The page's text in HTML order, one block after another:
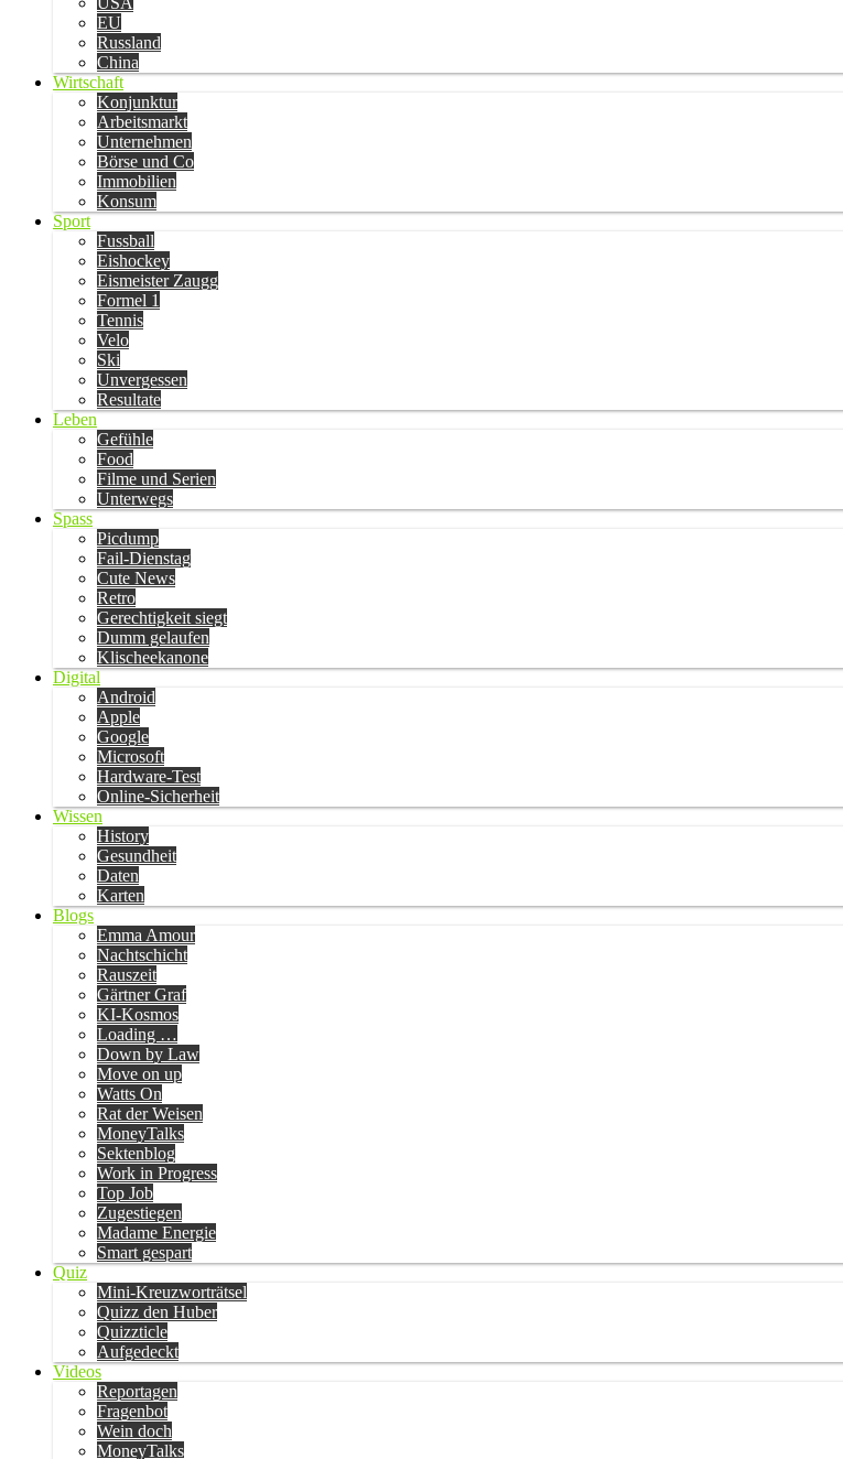
EU
Russland
China
Wirtschaft
Konjunktur
Arbeitsmarkt
Unternehmen
Börse und Co
Immobilien
Konsum
Sport
Fussball
Eishockey
Eismeister Zaugg
Formel 1
Tennis
Velo
Ski
Unvergessen
Resultate
Leben
Gefühle
Food
Filme und Serien
Unterwegs
Spass
Picdump
Fail-Dienstag
Cute News
Retro
Gerechtigkeit siegt
Dumm gelaufen
Klischeekanone
Digital
Android
Apple
Google
Microsoft
Hardware-Test
Online-Sicherheit
Wissen
History
Gesundheit
Daten
Karten
Blogs
Emma Amour
Nachtschicht
Rauszeit
Gärtner Graf
KI-Kosmos
Loading …
Down by Law
Move on up
Watts On
Rat der Weisen
MoneyTalks
Sektenblog
Work in Progress
Top Job
Zugestiegen
Madame Energie
Smart gespart
Quiz
Mini-Kreuzworträtsel
Quizz den Huber
Quizzticle
Aufgedeckt
Videos
Reportagen
Fragenbot
Wein doch
MoneyTalks